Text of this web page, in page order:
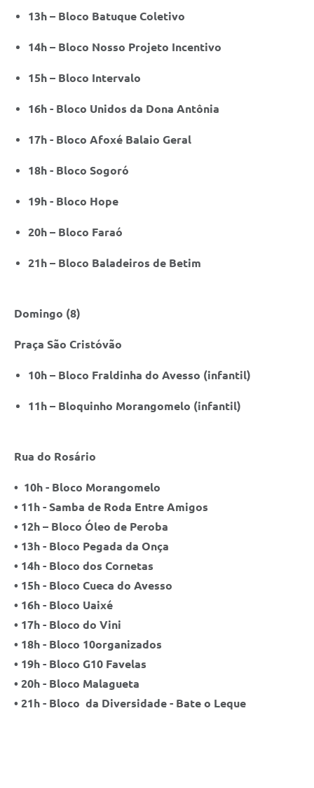
13h – Bloco Batuque Coletivo
14h – Bloco Nosso Projeto Incentivo
15h – Bloco Intervalo
16h - Bloco Unidos da Dona Antônia
17h - Bloco Afoxé Balaio Geral
18h - Bloco Sogoró
19h - Bloco Hope
20h – Bloco Faraó
21h – Bloco Baladeiros de Betim
Domingo (8)
Praça São Cristóvão
10h – Bloco Fraldinha do Avesso (infantil)
11h – Bloquinho Morangomelo (infantil)
Rua do Rosário
• 10h - Bloco Morangomelo
• 11h - Samba de Roda Entre Amigos
• 12h – Bloco Óleo de Peroba
• 13h - Bloco Pegada da Onça
• 14h - Bloco dos Cornetas
• 15h - Bloco Cueca do Avesso
• 16h - Bloco Uaixé
• 17h - Bloco do Vini
• 18h - Bloco 10organizados
• 19h - Bloco G10 Favelas
• 20h - Bloco Malagueta
• 21h - Bloco da Diversidade - Bate o Leque